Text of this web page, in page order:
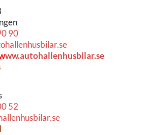
90
ww.autohallenhusbilar.se
52